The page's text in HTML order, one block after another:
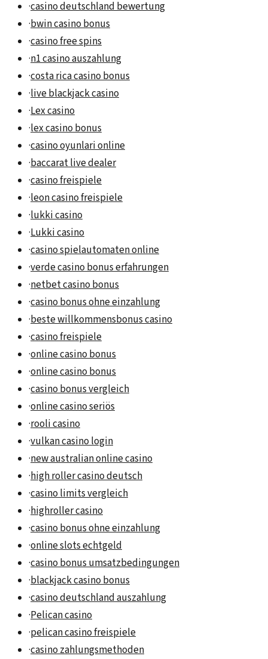
·casino deutschland bewertung
·bwin casino bonus
·casino free spins
·n1 casino auszahlung
·costa rica casino bonus
·live blackjack casino
·Lex casino
·lex casino bonus
·casino oyunlari online
·baccarat live dealer
·casino freispiele
·leon casino freispiele
·lukki casino
·Lukki casino
·casino spielautomaten online
·verde casino bonus erfahrungen
·netbet casino bonus
·casino bonus ohne einzahlung
·beste willkommensbonus casino
·casino freispiele
·online casino bonus
·online casino bonus
·casino bonus vergleich
·online casino seriös
·rooli casino
·vulkan casino login
·new australian online casino
·high roller casino deutsch
·casino limits vergleich
·highroller casino
·casino bonus ohne einzahlung
·online slots echtgeld
·casino bonus umsatzbedingungen
·blackjack casino bonus
·casino deutschland auszahlung
·Pelican casino
·pelican casino freispiele
·casino zahlungsmethoden